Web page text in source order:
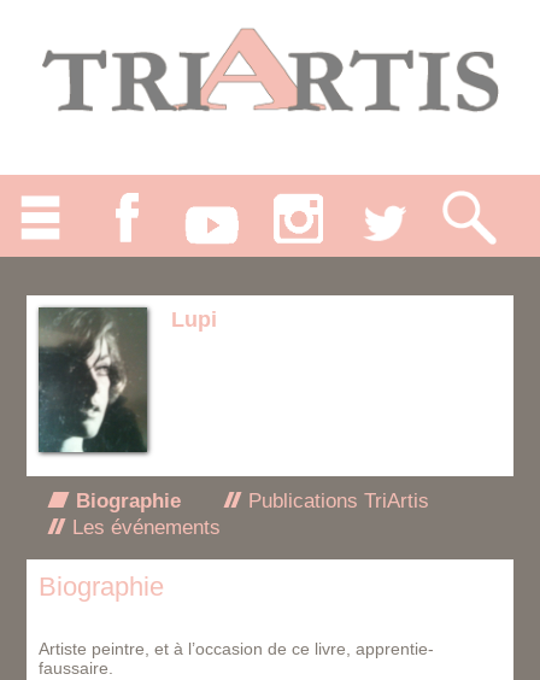
Lupi
Biographie
Publications TriArtis
Les événements
Biographie
Artiste peintre, et à l’occasion de ce livre, apprentie-
faussaire.